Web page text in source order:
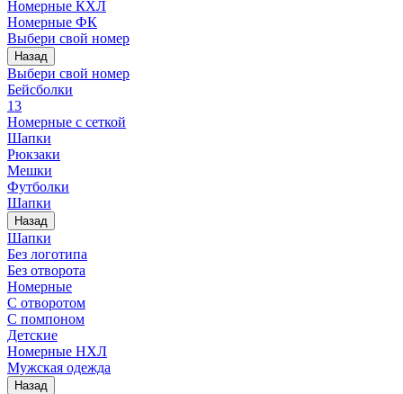
Номерные КХЛ
Номерные ФК
Выбери свой номер
Назад
Выбери свой номер
Бейсболки
13
Номерные с сеткой
Шапки
Рюкзаки
Мешки
Футболки
Шапки
Назад
Шапки
Без логотипа
Без отворота
Номерные
С отворотом
С помпоном
Детские
Номерные НХЛ
Мужская одежда
Назад